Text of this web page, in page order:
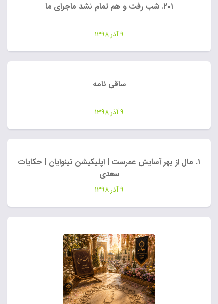
۲۰۱. شب رفت و هم تمام نشد ماجرای ما
9 آذر 1398
ساقی نامه
9 آذر 1398
۱. مال از بهر آسایش عمرست | اپلیکیشن نینوایان | حکایات
سعدی
9 آذر 1398